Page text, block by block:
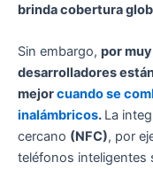
brinda cobertura
Sin embargo, por
desarrolladores
mejorcuando se
inalámbricos. La
cercano (NFC), por
teléfonos inteligentes